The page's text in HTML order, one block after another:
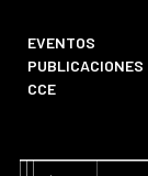
EVENTOS
PUBLICACIONES
CCE